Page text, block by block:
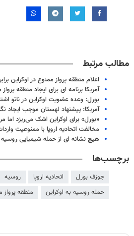
مطالب مرتبط
اعلام منطقه پرواز ممنوع در اوکراین
آمریکا برنامه ای برای ایجاد منطقه
بورل: وعده عضویت اوکراین در ناتو
آمریکا: پیشنهاد لهستان موجب ایجاد
«بورل» برای اوکراین اشک می‌ریزد اما
مخالفت اتحادیه اروپا با ممنوعیت
هیچ نشانه ای از حمله شیمیایی روسیه
برچسب‌ها
جوزف بورل اتحادیه اروپا روسیه
حمله روسیه به اوکراین
منطقه پرواز